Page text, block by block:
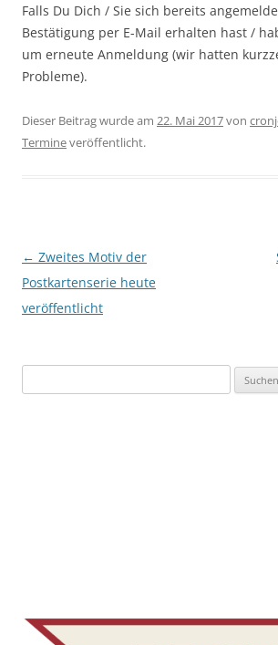
Falls Du Dich / Sie sich bereits
Bestätigung per E-Mail erhalten hast /
um erneute Anmeldung (wir hatten
Probleme).
Dieser Beitrag wurde am 22. Mai 2017von
Termineveröffentlicht.
Beitragsnavigation
← Zweites Motiv der
Postkartenserie heute
veröffentlicht
nach: